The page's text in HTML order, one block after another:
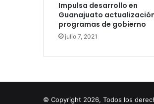
Impulsa desarrollo en
Guanajuato
programas de gobierno
julio 7, 2021
© Copyright 2026, Todos los